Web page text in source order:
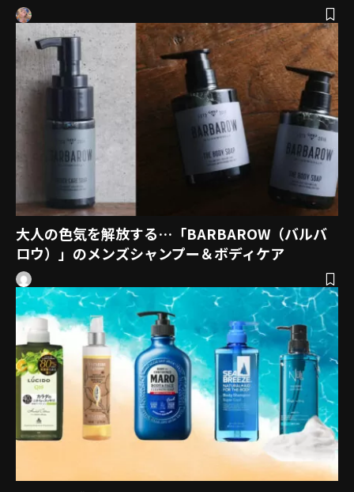
大人の色気を解放する…「BARBAROW（バルバ
ロウ）」のメンズシャンプー＆ボディケア